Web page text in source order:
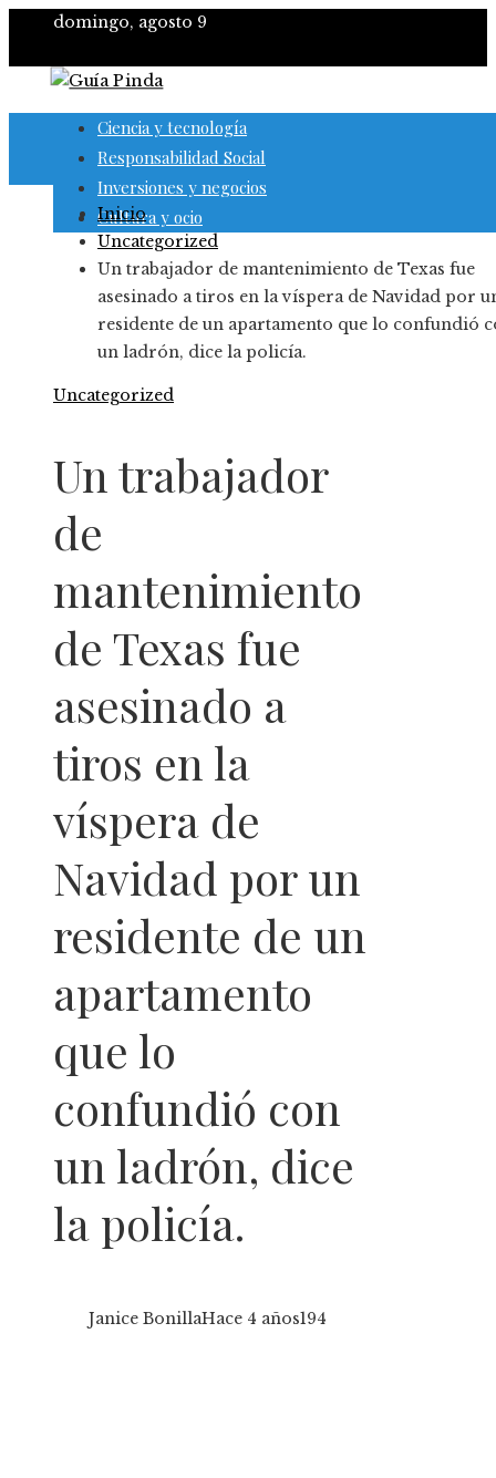
domingo, agosto 9
Ciencia y tecnología
Responsabilidad Social
Inversiones y negocios
Cultura y ocio
Inicio
Uncategorized
Un trabajador de mantenimiento de Texas fue
asesinado a tiros en la víspera de Navidad por
residente de un apartamento que lo confundió
un ladrón, dice la policía.
Uncategorized
Un trabajador
de
mantenimiento
de Texas fue
asesinado a
tiros en la
víspera de
Navidad por un
residente de un
apartamento
que lo
confundió con
un ladrón, dice
la policía.
Janice BonillaHace 4 años194